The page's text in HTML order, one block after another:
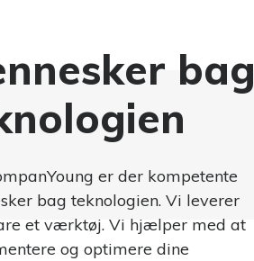
bag
er der kompetente
bag teknologien. Vi leverer
et værktøj. Vi hjælper med at
og optimere dine